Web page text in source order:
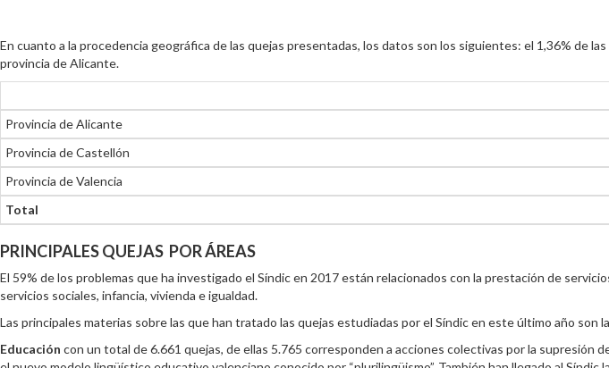
En cuanto a la procedencia geográfica de las quejas presentadas, los datos son los siguientes: el 1,36% de
provincia de Alicante.
Provincia de Alicante
Provincia de Castellón
Provincia de Valencia
Total
PRINCIPALES QUEJAS POR ÁREAS
El 59% de los problemas que ha investigado el Síndic en 2017 están relacionados con la prestación de
servicios sociales, infancia, vivienda e igualdad.
Las principales materias sobre las que han tratado las quejas estudiadas por el Síndic en este último año son
Educación con un total de 6.661 quejas, de ellas 5.765 corresponden a acciones colectivas por la